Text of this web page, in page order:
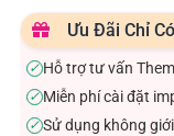
0.0
5
sao
Ưu Đãi Chỉ
✓Hỗ trợ tư vấn
✓Miễn phí cài đặt
✓Sử dụng không